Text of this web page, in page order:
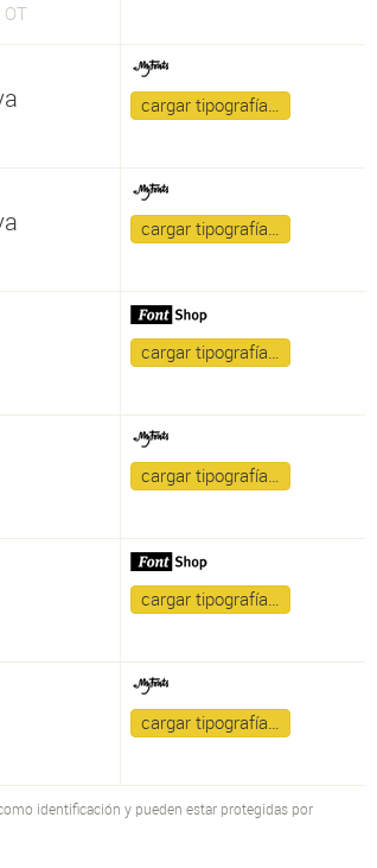
cargar tipografía…
cargar tipografía…
cargar tipografía…
cargar tipografía…
cargar tipografía…
cargar tipografía…
identificación y pueden estar protegidas por